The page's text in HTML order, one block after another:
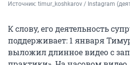
Источник: timur_koshkarov / Instagram
К слову, его деятельность
поддерживает: 1 января
выложил длинное видео с